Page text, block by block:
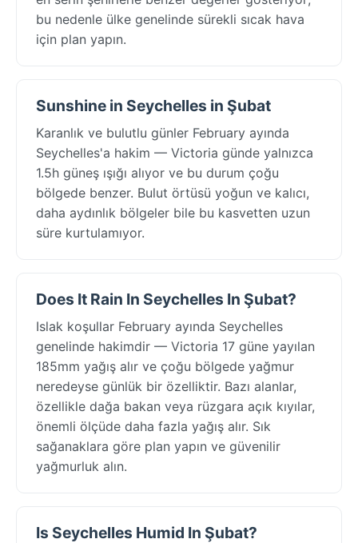
bu nedenle ülke genelinde sürekli sıcak hava
için plan yapın.
Sunshine in Seychelles in Şubat
Karanlık ve bulutlu günler February ayında
Seychelles'a hakim — Victoria günde yalnızca
1.5h güneş ışığı alıyor ve bu durum çoğu
bölgede benzer. Bulut örtüsü yoğun ve kalıcı,
daha aydınlık bölgeler bile bu kasvetten uzun
süre kurtulamıyor.
Does It Rain In Seychelles In Şubat?
Islak koşullar February ayında Seychelles
genelinde hakimdir — Victoria 17 güne yayılan
185mm yağış alır ve çoğu bölgede yağmur
neredeyse günlük bir özelliktir. Bazı alanlar,
özellikle dağa bakan veya rüzgara açık kıyılar,
önemli ölçüde daha fazla yağış alır. Sık
sağanaklara göre plan yapın ve güvenilir
yağmurluk alın.
Is Seychelles Humid In Şubat?